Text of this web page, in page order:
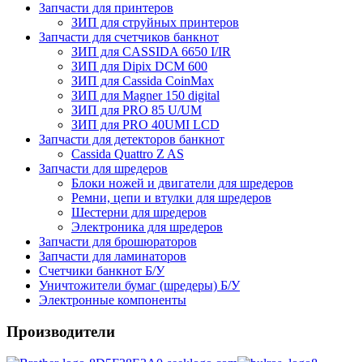
Запчасти для принтеров
ЗИП для струйных принтеров
Запчасти для счетчиков банкнот
ЗИП для CASSIDA 6650 I/IR
ЗИП для Dipix DCM 600
ЗИП для Сassida CoinMax
ЗИП для Magner 150 digital
ЗИП для PRO 85 U/UM
ЗИП для PRO 40UMI LCD
Запчасти для детекторов банкнот
Cassida Quattro Z AS
Запчасти для шредеров
Блоки ножей и двигатели для шредеров
Ремни, цепи и втулки для шредеров
Шестерни для шредеров
Электроника для шредеров
Запчасти для брошюраторов
Запчасти для ламинаторов
Счетчики банкнот Б/У
Уничтожители бумаг (шредеры) Б/У
Электронные компоненты
Производители